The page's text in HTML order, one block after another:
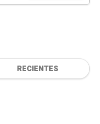
RECIENTES